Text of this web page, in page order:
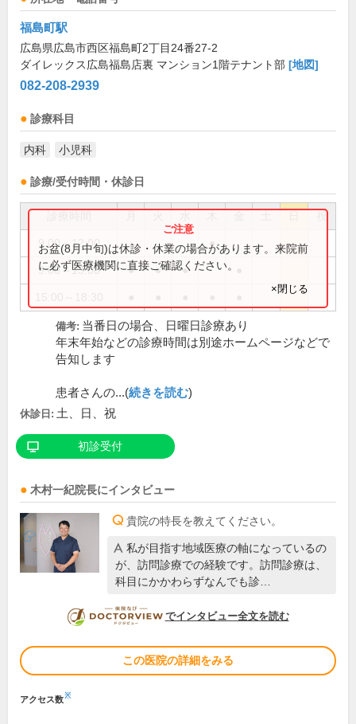
福島町駅
広島県広島市西区福島町2丁目24番27-2
ダイレックス広島福島店裏 マンション1階テナント部 [地図]
082-208-2939
診療科目
内科 小児科
診療/受付時間・休診日
祝
9:00～12:00 ●
9:00～13:00 ● ● ●
お盆(8月中旬)は休診・休業の場合があります。来院前
に必ず医療機関に直接ご確認ください。
×閉じる
備考: 当番日の場合、日曜日診療あり
年末年始などの診療時間は別途ホームページなどで
告知します
患者さんの...(続きを読む)
休診日: 土、日、祝
初診受付
木村一紀院長にインタビュー
貴院の特長を教えてください。
私が目指す地域医療の軸になっているの
が、訪問診療での経験です。訪問診療は、
科目にかかわらずなんでも診…
DOCTORVIEW
でインタビュー全文を読む
この医院の詳細をみる
アクセス数※